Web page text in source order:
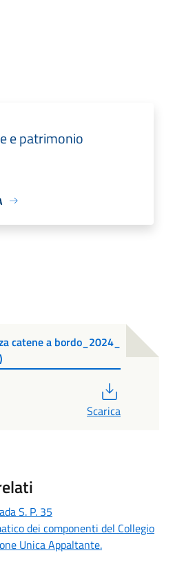
e patrimonio
catene a bordo_2024_
Scarica
S. P. 35
dei componenti del Collegio
Unica Appaltante.